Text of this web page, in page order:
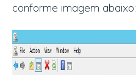
conforme imagem abaixo: